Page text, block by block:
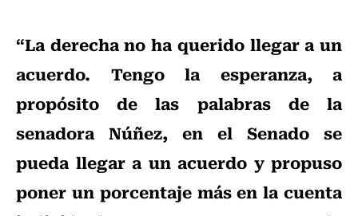
“La derecha no ha querido llegar a un
acuerdo. Tengo la esperanza, a
propósito de las palabras de la
senadora Núñez, en el Senado se
pueda llegar a un acuerdo y propuso
poner un porcentaje más en la cuenta